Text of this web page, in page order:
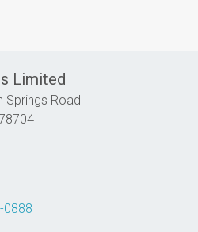
Limited
Springs Road
0888